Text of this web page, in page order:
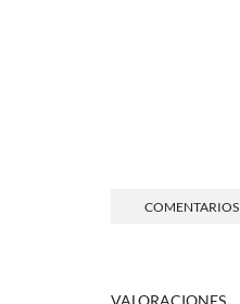
COMENTARIOS
VALORACIONES